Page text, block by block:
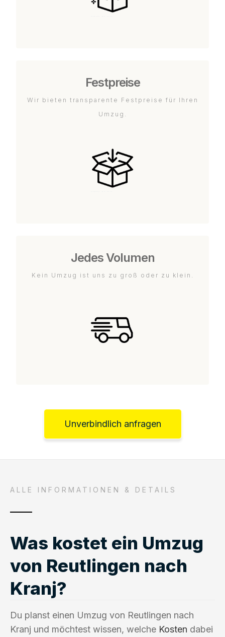
Festpreise
Wir bieten transparente Festpreise für Ihren
Umzug.
Jedes Volumen
Kein Umzug ist uns zu groß oder zu klein.
Unverbindlich anfragen
ALLE INFORMATIONEN & DETAILS
Was kostet ein Umzug
von Reutlingen nach
Kranj?
Du planst einen Umzug von Reutlingen nach
Kranj und möchtest wissen, welche Kosten dabei